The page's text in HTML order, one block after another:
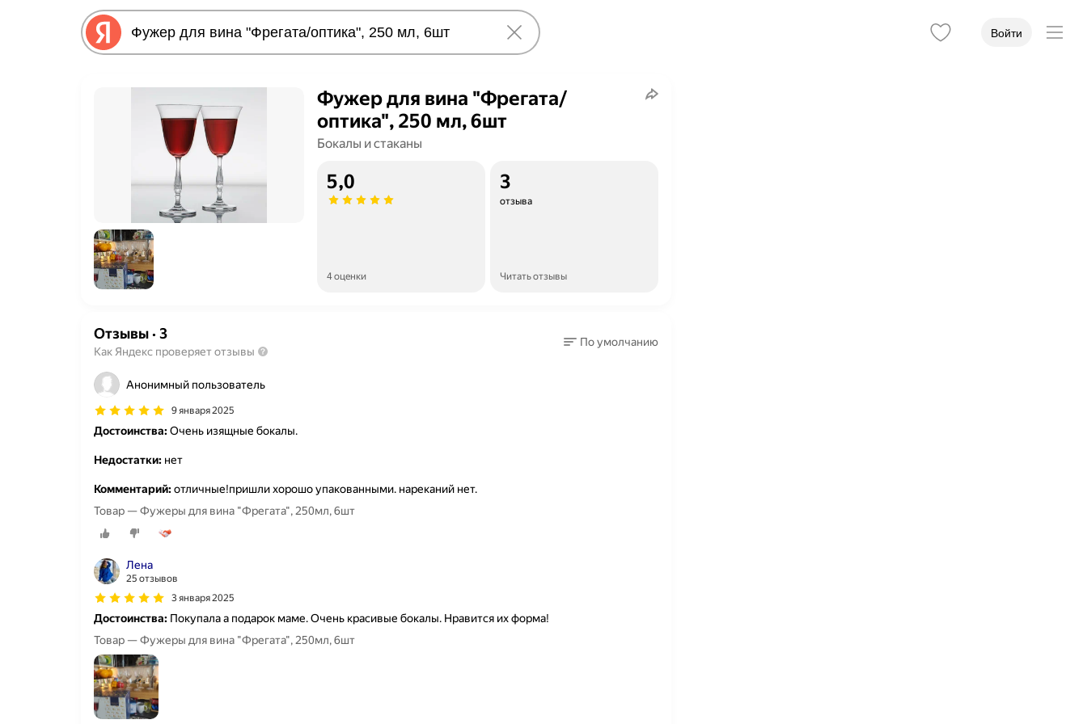
Войти
Фужер для вина "Фрегата/
оптика", 250 мл, 6шт
Бокалы и стаканы
5,0
4 оценки
3
отзыва
Читать отзывы
Отзывы· 3
Как Яндекс проверяет отзывы
По умолчанию
Анонимный пользователь
9 января 2025
Достоинства:Очень изящные бокалы.
Недостатки: нет
Комментарий:отличные!пришли хорошо упакованными. нареканий нет.
Товар — Фужеры для вина "Фрегата", 250мл, 6шт
Лена
25 отзывов
3 января 2025
Достоинства: Покупала а подарок маме. Очень красивые бокалы. Нравится их форма!
Товар — Фужеры для вина "Фрегата", 250мл, 6шт